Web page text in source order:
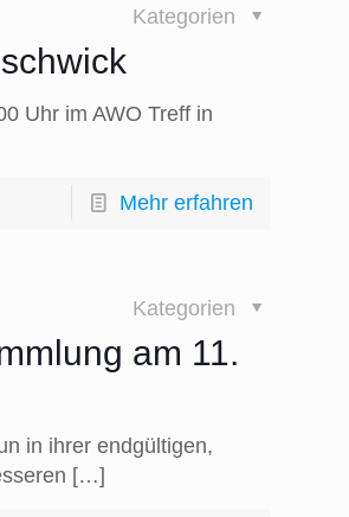
Kategorien
Uhr im AWO Treff in
Mehr erfahren
Kategorien
am 11.
in ihrer endgültigen,
[…]